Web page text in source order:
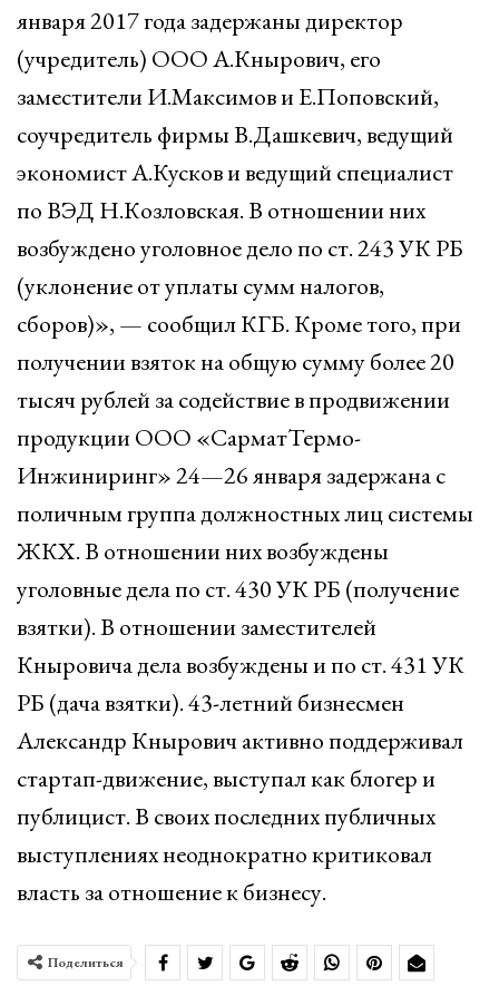
января 2017 года задержаны директор
(учредитель) ООО А.Кнырович, его
заместители И.Максимов и Е.Поповский,
соучредитель фирмы В.Дашкевич, ведущий
экономист А.Кусков и ведущий специалист
по ВЭД Н.Козловская. В отношении них
возбуждено уголовное дело по ст. 243 УК РБ
(уклонение от уплаты сумм налогов,
сборов)», — сообщил КГБ. Кроме того, при
получении взяток на общую сумму более 20
тысяч рублей за содействие в продвижении
продукции ООО «СарматТермо-
Инжиниринг» 24—26 января задержана с
поличным группа должностных лиц системы
ЖКХ. В отношении них возбуждены
уголовные дела по ст. 430 УК РБ (получение
взятки). В отношении заместителей
Кныровича дела возбуждены и по ст. 431 УК
РБ (дача взятки). 43-летний бизнесмен
Александр Кнырович активно поддерживал
стартап-движение, выступал как блогер и
публицист. В своих последних публичных
выступлениях неоднократно критиковал
власть за отношение к бизнесу.
Поделиться